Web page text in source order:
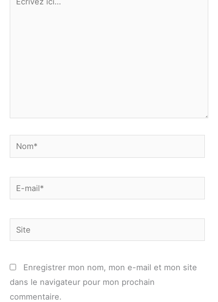
Nom*
E-
mail*
Site
Enregistrer mon nom, mon e-mail et mon site
dans le navigateur pour mon prochain
commentaire.